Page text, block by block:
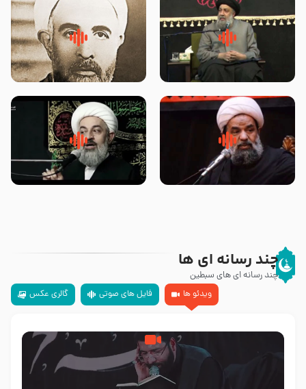
لقب حضرت رقیه سلام الله علیها به
چه معناست – حجت الاسلام علوی
روضه‌ی مجلس یزید ملعون و
اسارت اهل‌بیت علیهم‌السلام –
محدث زاده
سلام جوانی که امام حسین علیه
السلام خودش جوابش را دادند
زیارتی که اسباب رزق زیاد و عمر
طولانی است حجت السلام حسین
چند رسانه ای ها
چند رسانه ای های سبطین
ویدئو ها
فایل های صوتی گالری عکس